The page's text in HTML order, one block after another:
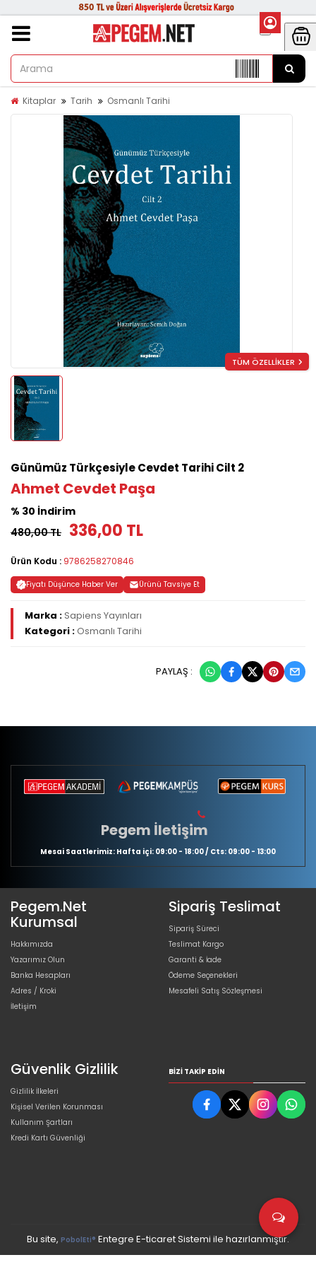
Kitaplar Tarih Osmanlı Tarihi
TÜM ÖZELLİKLER
Günümüz Türkçesiyle Cevdet Tarihi Cilt 2
Ahmet Cevdet Paşa
% 30 İndirim
480,00 TL 336,00 TL
Ürün Kodu : 9786258270846
Fiyatı Düşünce Haber Ver Ürünü Tavsiye Et
Marka :Sapiens Yayınları
Kategori :Osmanlı Tarihi
PAYLAŞ :
Pegem İletişim
Mesai Saatlerimiz: Hafta içi: 09:00 - 18:00 / Cts: 09:00 - 13:00
Pegem.Net
Kurumsal
Hakkımızda
Yazarımız Olun
Banka Hesapları
Adres / Kroki
İletişim
Sipariş Teslimat
Sipariş Süreci
Teslimat Kargo
Garanti & İade
Ödeme Seçenekleri
Mesafeli Satış Sözleşmesi
Güvenlik Gizlilik
Gizlilik İlkeleri
Kişisel Verilen Korunması
Kullanım Şartları
Kredi Kartı Güvenliği
BIZI TAKIP EDIN
Bu site, PobolEti® Entegre E-ticaret Sistemi ile hazırlanmıştır.